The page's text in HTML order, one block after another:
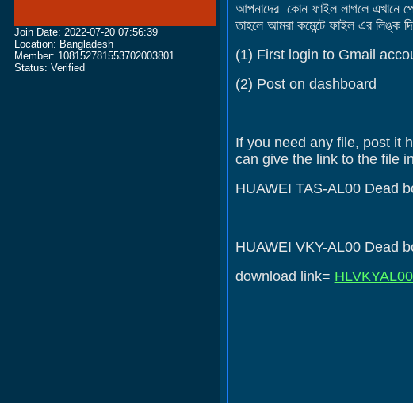
Join Date: 2022-07-20 07:56:39
Location: Bangladesh
Member: 108152781553702003801
Status: Verified
আপনাদের কোন ফাইল লাগলে এখানে
তাহলে আমরা কমেন্টে ফাইল এর লিঙ্ক
(1) First login to Gmail
(2) Post on dashboard
If you need any file, post it
can give the link to the file
HUAWEI TAS-AL00 Dead
HUAWEI VKY-AL00 Dead
download link=